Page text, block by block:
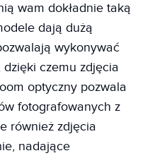
wam dokładnie taką
dają dużą
wykonywać
czemu zdjęcia
optyczny pozwala
fotografowanych z
również zdjęcia
nadające